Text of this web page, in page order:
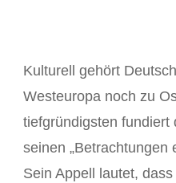
Kulturell gehört
Westeuropa noch zu
tiefgründigsten fundiert
seinen „Betrachtungen
Sein Appell lautet,